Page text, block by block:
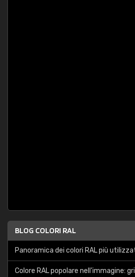
BLOG COLORI RAL
Panoramica dei colori RAL più
Colore RAL popolare nell'immagine: